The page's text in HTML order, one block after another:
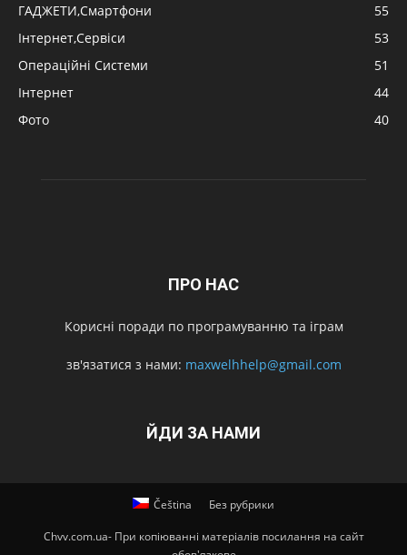
ГАДЖЕТИ,Смартфони
55
Інтернет,Сервіси
53
Операційні Системи
51
Інтернет
44
Фото
40
ПРО НАС
Корисні поради по програмуванню та іграм
зв'язатися з нами: maxwelhhelp@gmail.com
ЙДИ ЗА НАМИ
Čeština Без рубрики
Chvv.com.ua- При копіюванні матеріалів посилання на сайт